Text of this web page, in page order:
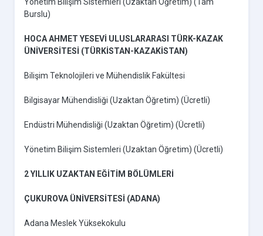
Yönetim Bilişim Sistemleri (Uzaktan Öğretim) (Tam
Burslu)
HOCA AHMET YESEVİ ULUSLARARASI TÜRK-KAZAK
ÜNİVERSİTESİ (TÜRKİSTAN-KAZAKİSTAN)
Bilişim Teknolojileri ve Mühendislik Fakültesi
Bilgisayar Mühendisliği (Uzaktan Öğretim) (Ücretli)
Endüstri Mühendisliği (Uzaktan Öğretim) (Ücretli)
Yönetim Bilişim Sistemleri (Uzaktan Öğretim) (Ücretli)
2 YILLIK UZAKTAN EĞİTİM BÖLÜMLERİ
ÇUKUROVA ÜNİVERSİTESİ (ADANA)
Adana Meslek Yüksekokulu